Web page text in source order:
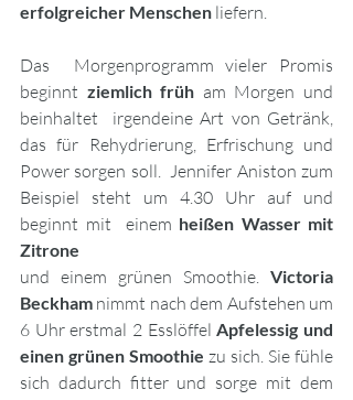
erfolgreicher Menschen liefern.
Das  Morgenprogramm vieler Promis
beginnt ziemlich früh am Morgen und
beinhaltet  irgendeine Art von Getränk,
das für Rehydrierung, Erfrischung und
Power sorgen soll.  Jennifer Aniston zum
Beispiel steht um 4.30 Uhr auf und
beginnt mit  einem heißen Wasser mit
Zitrone
und einem grünen Smoothie. Victoria
Beckham nimmt nach dem Aufstehen um
6 Uhr erstmal 2 Esslöffel Apfelessig und
einen grünen Smoothie zu sich. Sie fühle
sich dadurch fitter und sorge mit dem